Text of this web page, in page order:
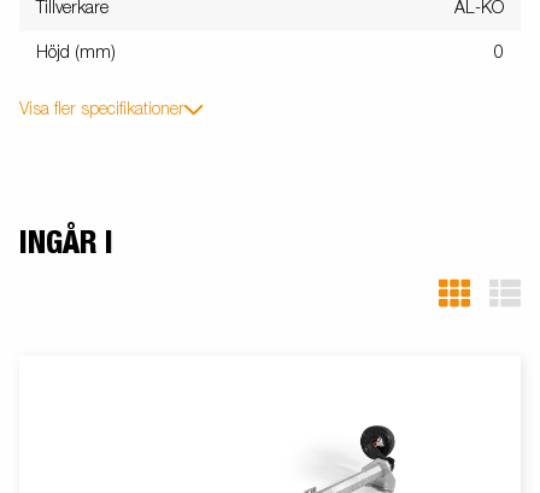
Tillverkare AL-KO
Höjd (mm) 0
Visa fler specifikationer
INGÅR I